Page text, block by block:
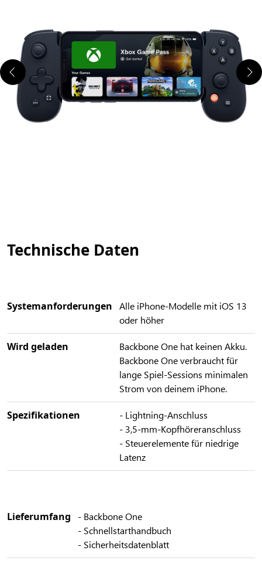
Technische Daten
Systemanforderungen
Alle iPhone-Modelle mit iOS 13
oder höher
Wird geladen
Backbone One hat keinen Akku.
Backbone One verbraucht für
lange Spiel-Sessions minimalen
Strom von deinem iPhone.
Spezifikationen
- Lightning-Anschluss
- 3,5-mm-Kopfhöreranschluss
- Steuerelemente für niedrige
Latenz
Lieferumfang
- Backbone One
- Schnellstarthandbuch
- Sicherheitsdatenblatt